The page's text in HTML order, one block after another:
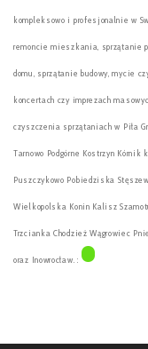
kompleksowo i profesjonalnie w
remoncie mieszkania, sprzątanie
domu, sprzątanie budowy, mycie
koncertach czy imprezach
czyszczenia sprzątaniach w Piła
Tarnowo Podgórne Kostrzyn
Puszczykowo Pobiedziska
Wielkopolska Konin Kalisz
Trzcianka Chodzież Wągrowiec
oraz Inowrocław. :